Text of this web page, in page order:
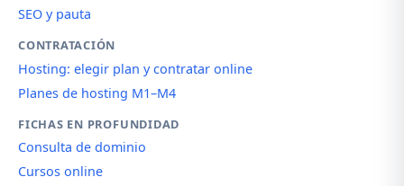
SEO y pauta
CONTRATACIÓN
Hosting: elegir plan y contratar online
Planes de hosting M1–M4
FICHAS EN PROFUNDIDAD
Consulta de dominio
Cursos online